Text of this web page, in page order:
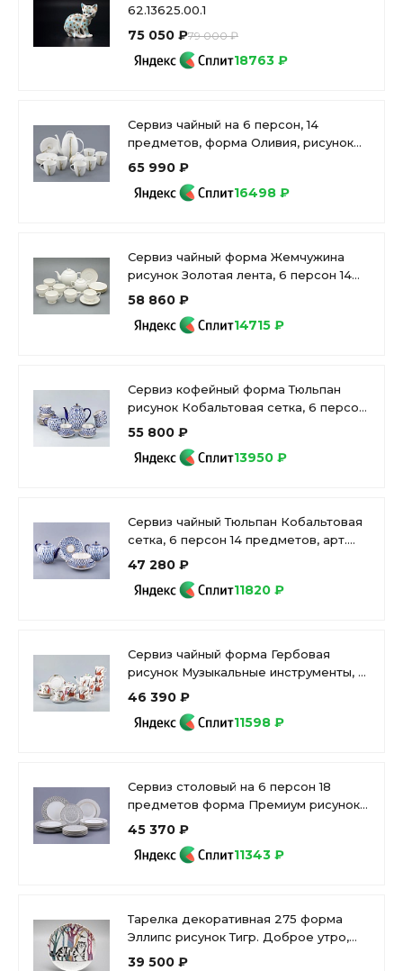
62.13625.00.1
75 050 ₽79 000 ₽
18763 ₽
Сервиз чайный на 6 персон, 14
предметов, форма Оливия, рисунок
Лидия, арт 81.31429.00.1
65 990 ₽
16498 ₽
Сервиз чайный форма Жемчужина
рисунок Золотая лента, 6 персон 14
предметов, арт. 81.26223.00.1
58 860 ₽
14715 ₽
Сервиз кофейный форма Тюльпан
рисунок Кобальтовая сетка, 6 персон
20 предметов, арт. 81.20944.00.1
55 800 ₽
13950 ₽
Сервиз чайный Тюльпан Кобальтовая
сетка, 6 персон 14 предметов, арт.
81.20942.00.1
47 280 ₽
11820 ₽
Сервиз чайный форма Гербовая
рисунок Музыкальные инструменты, 6
персон 14 предметов, арт.
46 390 ₽
11598 ₽
Сервиз столовый на 6 персон 18
предметов форма Премиум рисунок
Саламандра Грей, арт. 81.31632.00.1
45 370 ₽
11343 ₽
Тарелка декоративная 275 форма
Эллипс рисунок Тигр. Доброе утро,
арт. 80.39711.00.1
39 500 ₽